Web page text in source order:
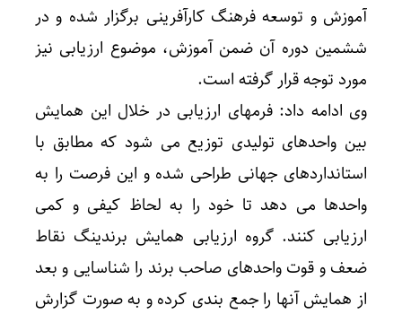
آموزش و توسعه فرهنگ کارآفرینی برگزار شده و در
ششمین دوره آن ضمن آموزش، موضوع ارزیابی نیز
مورد توجه قرار گرفته است.
وی ادامه داد: فرمهای ارزیابی در خلال این همایش
بین واحدهای تولیدی توزیع می شود که مطابق با
استانداردهای جهانی طراحی شده و این فرصت را به
واحدها می دهد تا خود را به لحاظ کیفی و کمی
ارزیابی کنند. گروه ارزیابی همایش برندینگ نقاط
ضعف و قوت واحدهای صاحب برند را شناسایی و بعد
از همایش آنها را جمع بندی کرده و به صورت گزارش